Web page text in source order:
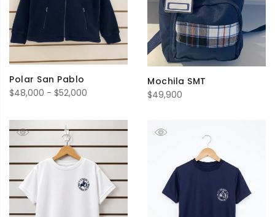
Polar San Pablo
$48,000 - $52,000
precios:
$48,000
hasta
$52,000
Mochila SMT
$49,900